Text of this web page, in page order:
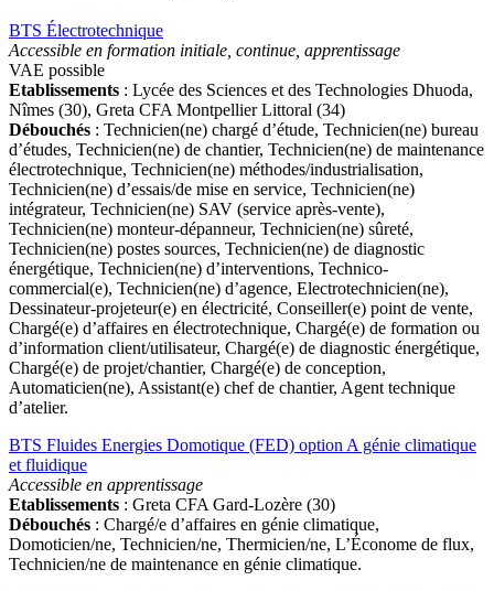
BTS Électrotechnique
Accessible en formation initiale, continue, apprentissage
VAE possible
Etablissements : Lycée des Sciences et des Technologies Dhuoda,
Nîmes (30), Greta CFA Montpellier Littoral (34)
Débouchés : Technicien(ne) chargé d’étude, Technicien(ne) bureau
d’études, Technicien(ne) de chantier, Technicien(ne) de maintenance
électrotechnique, Technicien(ne) méthodes/industrialisation,
Technicien(ne) d’essais/de mise en service, Technicien(ne)
intégrateur, Technicien(ne) SAV (service après-vente),
Technicien(ne) monteur-dépanneur, Technicien(ne) sûreté,
Technicien(ne) postes sources, Technicien(ne) de diagnostic
énergétique, Technicien(ne) d’interventions, Technico-
commercial(e), Technicien(ne) d’agence, Electrotechnicien(ne),
Dessinateur-projeteur(e) en électricité, Conseiller(e) point de vente,
Chargé(e) d’affaires en électrotechnique, Chargé(e) de formation ou
d’information client/utilisateur, Chargé(e) de diagnostic énergétique,
Chargé(e) de projet/chantier, Chargé(e) de conception,
Automaticien(ne), Assistant(e) chef de chantier, Agent technique
d’atelier.
BTS Fluides Energies Domotique (FED) option A génie climatique
et fluidique
Accessible en apprentissage
Etablissements : Greta CFA Gard-Lozère (30)
Débouchés : Chargé/e d’affaires en génie climatique,
Domoticien/ne, Technicien/ne, Thermicien/ne, L’Économe de flux,
Technicien/ne de maintenance en génie climatique.